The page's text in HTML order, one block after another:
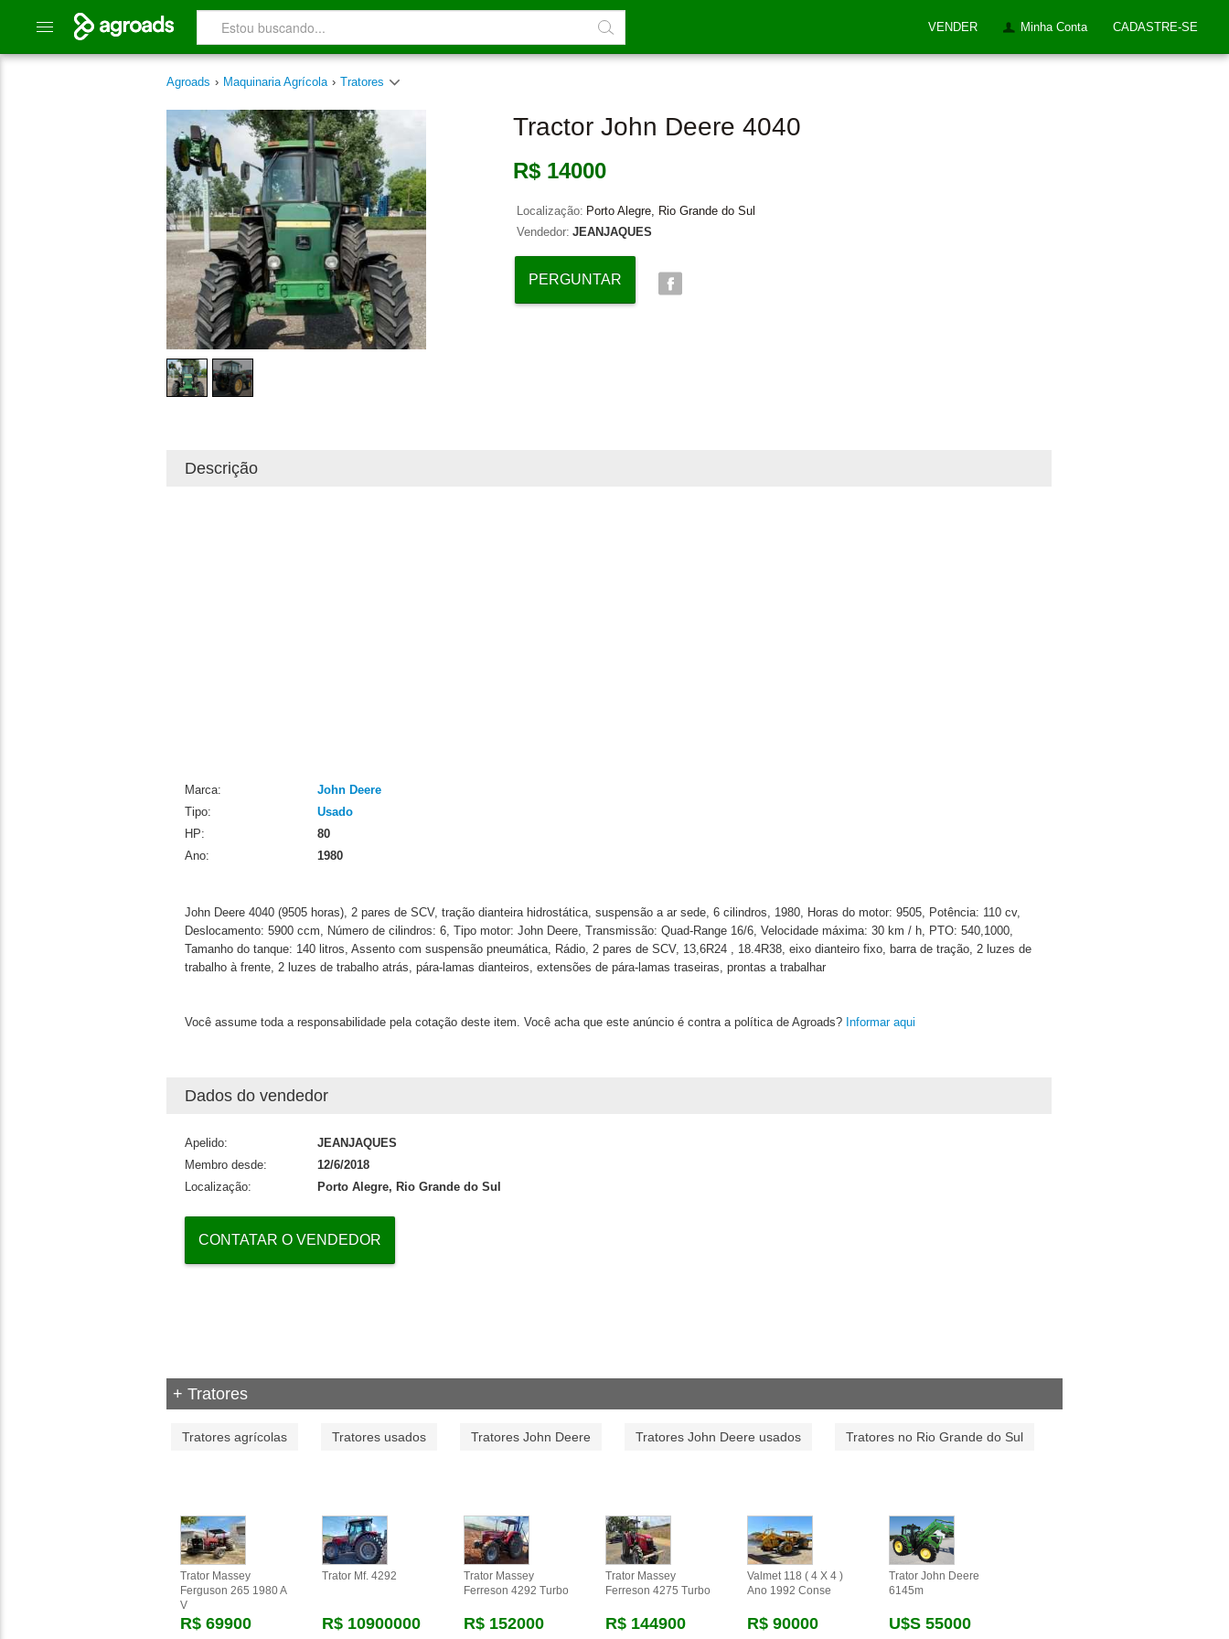
VENDER Minha Conta CADASTRE-SE
Agroads › Maquinaria Agrícola › Tratores
Tractor John Deere 4040
R$ 14000
Localização: Porto Alegre, Rio Grande do Sul
Vendedor: JEANJAQUES
PERGUNTAR
Descrição
Marca:
John Deere
Tipo:
Usado
HP:
80
Ano:
1980
John Deere 4040 (9505 horas), 2 pares de SCV, tração dianteira hidrostática, suspensão a ar sede, 6 cilindros, 1980, Horas do motor: 9505, Potência: 110 cv,
Deslocamento: 5900 ccm, Número de cilindros: 6, Tipo motor: John Deere, Transmissão: Quad-Range 16/6, Velocidade máxima: 30 km / h, PTO: 540,1000,
Tamanho do tanque: 140 litros, Assento com suspensão pneumática, Rádio, 2 pares de SCV, 13,6R24 , 18.4R38, eixo dianteiro fixo, barra de tração, 2 luzes de
trabalho à frente, 2 luzes de trabalho atrás, pára-lamas dianteiros, extensões de pára-lamas traseiras, prontas a trabalhar
Você assume toda a responsabilidade pela cotação deste item. Você acha que este anúncio é contra a política de Agroads? Informar aqui
Dados do vendedor
Apelido:
JEANJAQUES
Membro desde:
12/6/2018
Localização:
Porto Alegre, Rio Grande do Sul
CONTATAR O VENDEDOR
+ Tratores
Tratores agrícolas Tratores usados Tratores John Deere Tratores John Deere usados Tratores no Rio Grande do Sul
Trator Massey
Ferguson 265 1980 A
V
R$ 69900
Trator Mf. 4292
R$ 10900000
Trator Massey
Ferreson 4292 Turbo
R$ 152000
Trator Massey
Ferreson 4275 Turbo
R$ 144900
Valmet 118 ( 4 X 4 )
Ano 1992 Conse
R$ 90000
Trator John Deere
6145m
U$s 55000